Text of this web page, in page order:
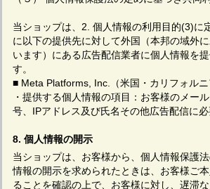
当ショップは、2. 個人情報の利用目的(3)に
に以下の提供先に対して外国（本邦の域外
います）にある広告配信業者に個人情報を
す。
■ Meta Platforms, Inc.（米国・カリフォルニ
・提供する個人情報の項目：お客様のメー
号、IPアドレス及び氏名その他広告配信に
8. 個人情報の開示
当ショップは、お客様から、個人情報保護
情報の開示を求められたときは、お客様ご
ることを確認の上で、お客様に対し、遅滞